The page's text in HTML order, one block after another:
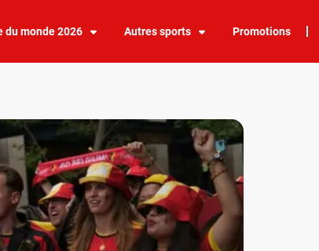
du monde 2026 Autres sports Promotions